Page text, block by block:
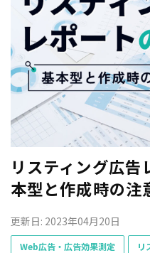
リスティング広
本型と作成時の注
更新日: 2023年04月20日
Web広告・広告効果測定 リ